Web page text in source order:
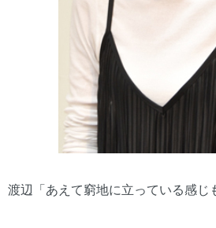
渡辺「あえて窮地に立っている感じ